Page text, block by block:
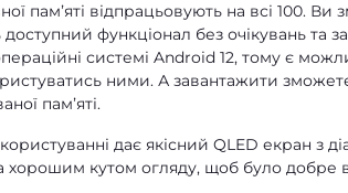
памʼяті відпрацьовують на всі 100.
функціонал без очікувань та
системі Android 12, тому є
ними. А завантажити
памʼяті.
дає якісний QLED екран з
хорошим кутом огляду, щоб було добре